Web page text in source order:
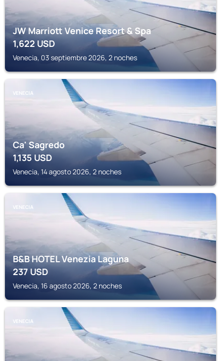
JW Marriott Venice Resort & Spa
1,622USD
Venecia, 03 septiembre 2026, 2 noches
VENECIA
Ca' Sagredo
1,135USD
Venecia, 14 agosto 2026, 2 noches
VENECIA
B&B HOTEL Venezia Laguna
237USD
Venecia, 16 agosto 2026, 2 noches
VENECIA